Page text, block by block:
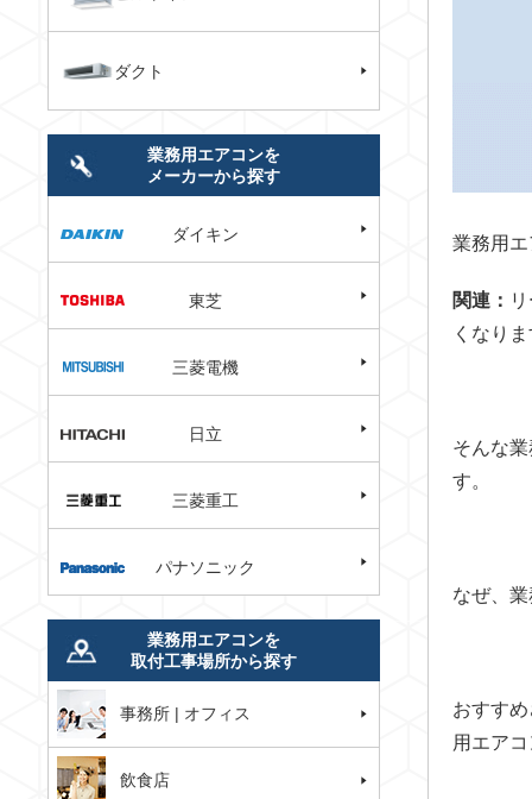
業務用
関連：
くなり
そんな
す。
なぜ、
おすす
用エア
ダクト
業務用エアコンを
メーカーから探す
ダイキン
東芝
三菱電機
日立
三菱重工
パナソニック
業務用エアコンを
取付工事場所から探す
事務所 | オフィス
飲食店